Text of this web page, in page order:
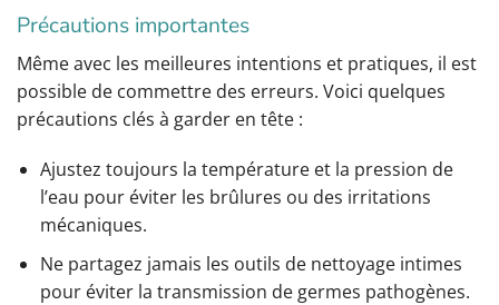
Précautions importantes
Même avec les meilleures intentions et pratiques, il est
possible de commettre des erreurs. Voici quelques
précautions clés à garder en tête :
Ajustez toujours la température et la pression de
l’eau pour éviter les brûlures ou des irritations
mécaniques.
Ne partagez jamais les outils de nettoyage intimes
pour éviter la transmission de germes pathogènes.